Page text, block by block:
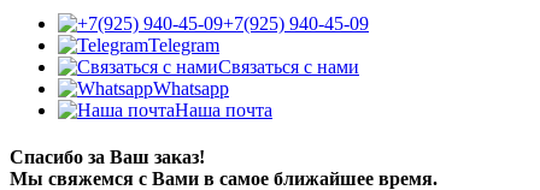
+7(925) 940-45-09
Telegram
Связаться с нами
Whatsapp
Наша почта
Спасибо за Ваш заказ!
Мы свяжемся с Вами в самое ближайшее время.